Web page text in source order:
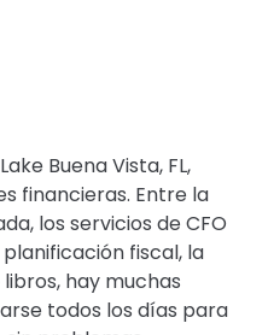
Buena Vista, FL,
financieras. Entre la
los servicios de CFO
fiscal, la
hay muchas
todos los días para